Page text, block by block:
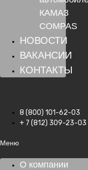
КАМАЗ
COMPAS
НОВОСТИ
ВАКАНСИИ
КОНТАКТЫ
8 (800) 101-62-03
+ 7 (812) 309-23-03
Меню
О компании